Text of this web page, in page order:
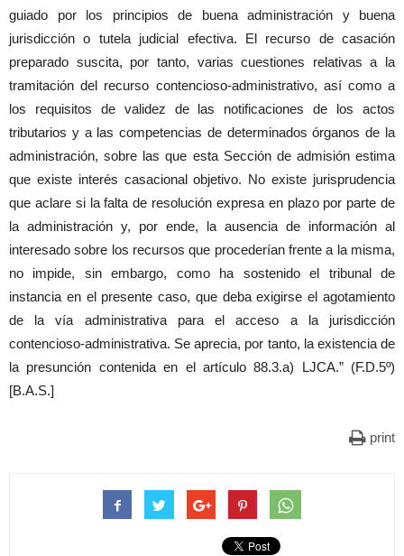
guiado por los principios de buena administración y buena
jurisdicción o tutela judicial efectiva. El recurso de casación
preparado suscita, por tanto, varias cuestiones relativas a la
tramitación del recurso contencioso-administrativo, así como a
los requisitos de validez de las notificaciones de los actos
tributarios y a las competencias de determinados órganos de la
administración, sobre las que esta Sección de admisión estima
que existe interés casacional objetivo. No existe jurisprudencia
que aclare si la falta de resolución expresa en plazo por parte de
la administración y, por ende, la ausencia de información al
interesado sobre los recursos que procederían frente a la misma,
no impide, sin embargo, como ha sostenido el tribunal de
instancia en el presente caso, que deba exigirse el agotamiento
de la vía administrativa para el acceso a la jurisdicción
contencioso-administrativa. Se aprecia, por tanto, la existencia de
la presunción contenida en el artículo 88.3.a) LJCA.” (F.D.5º)
[B.A.S.]
print